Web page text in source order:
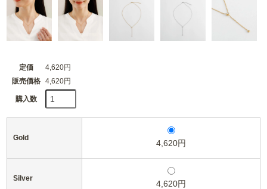
定価
4,620円
販売価格
4,620円
購入数
Gold
4,620円
Silver
4,620円